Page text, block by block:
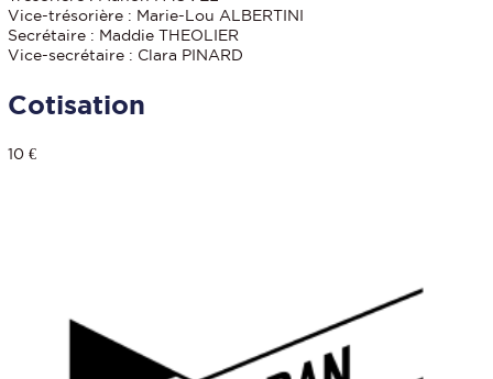
Vice-trésorière : Marie-Lou ALBERTINI
Secrétaire : Maddie THEOLIER
Vice-secrétaire : Clara PINARD
Cotisation
10 €